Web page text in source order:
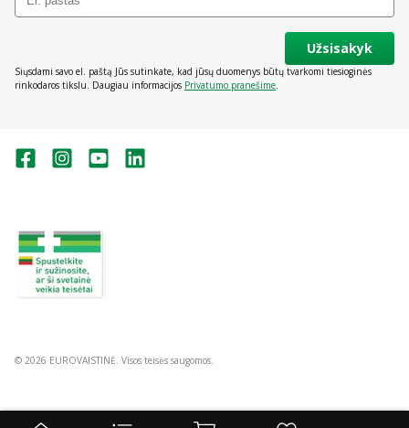
Užsisakyk
Siųsdami savo el. paštą Jūs sutinkate, kad jūsų duomenys būtų tvarkomi tiesioginės
rinkodaros tikslu. Daugiau informacijos Privatumo pranešime.
© 2026 EUROVAISTINĖ. Visos teisės saugomos.